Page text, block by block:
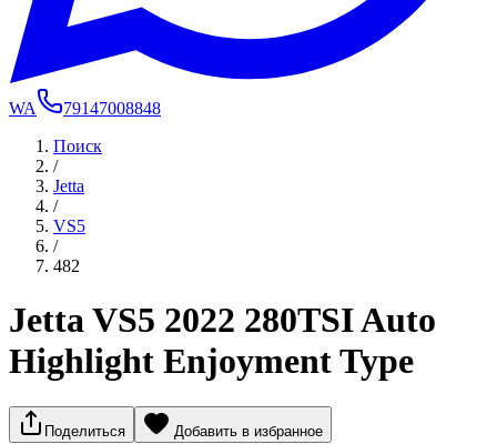
WA
79147008848
Поиск
/
Jetta
/
VS5
/
482
Jetta VS5 2022 280TSI Auto
Highlight Enjoyment Type
Поделиться Добавить в избранное